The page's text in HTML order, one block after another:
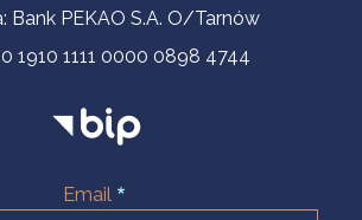
Bank PEKAO S.A. O/Tarnów
1910 1111 0000 0898 4744
Email